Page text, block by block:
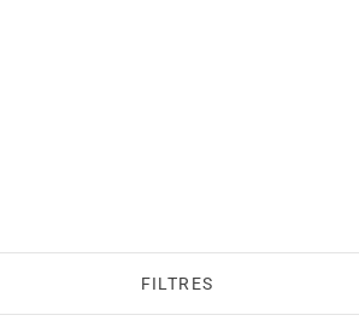
FILTRES